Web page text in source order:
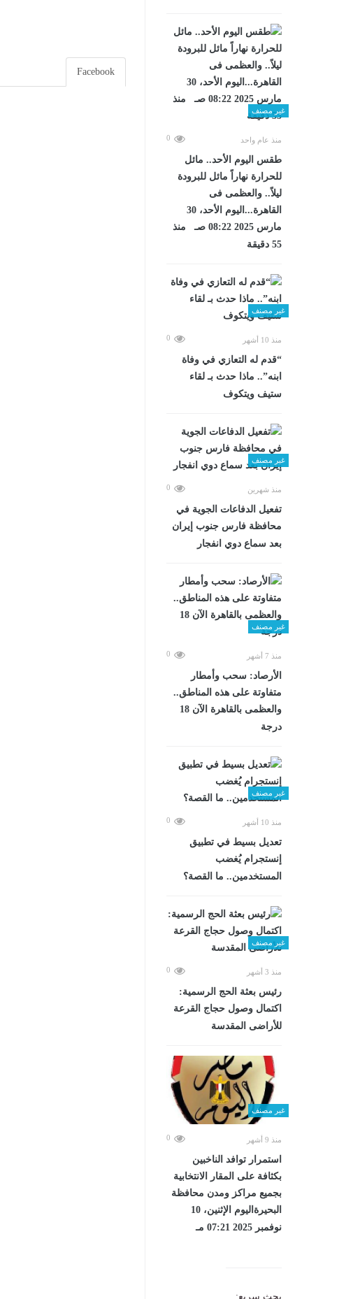
غير مصنف
منذ عام واحد 0
طقس اليوم الأحد.. مائل
للحرارة نهاراً مائل للبرودة
ليلاً.. والعظمى فى
القاهرة...اليوم الأحد، 30
مارس 2025 08:22 صـ منذ
55 دقيقة
غير مصنف
منذ 10 أشهر 0
“قدم له التعازي في وفاة
ابنه”.. ماذا حدث بـ لقاء
ستيف ويتكوف
غير مصنف
منذ شهرين 0
تفعيل الدفاعات الجوية في
محافظة فارس جنوب إيران
بعد سماع دوي انفجار
غير مصنف
منذ 7 أشهر 0
الأرصاد: سحب وأمطار
متفاوتة على هذه المناطق..
والعظمى بالقاهرة الآن 18
درجة
غير مصنف
منذ 10 أشهر 0
تعديل بسيط في تطبيق
إنستجرام يُغضب
المستخدمين.. ما القصة؟
غير مصنف
منذ 3 أشهر 0
رئيس بعثة الحج الرسمية:
اكتمال وصول حجاج القرعة
للأراضى المقدسة
غير مصنف
منذ 9 أشهر 0
استمرار توافد الناخبين
بكثافة على المقار الانتخابية
بجميع مراكز ومدن محافظة
البحيرةاليوم الإثنين، 10
نوفمبر 2025 07:21 مـ
بحث سريع:
Facebook